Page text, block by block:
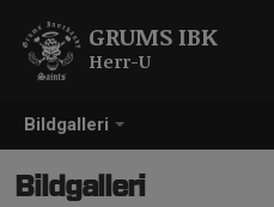
Bildgalleri
GRUMS IBK
Herr-U
Bildgalleri